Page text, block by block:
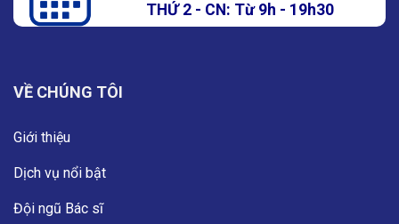
THỨ 2 - CN: Từ 9h - 19h30
VỀ CHÚNG TÔI
Giới thiệu
Dịch vụ nổi bật
Đội ngũ Bác sĩ